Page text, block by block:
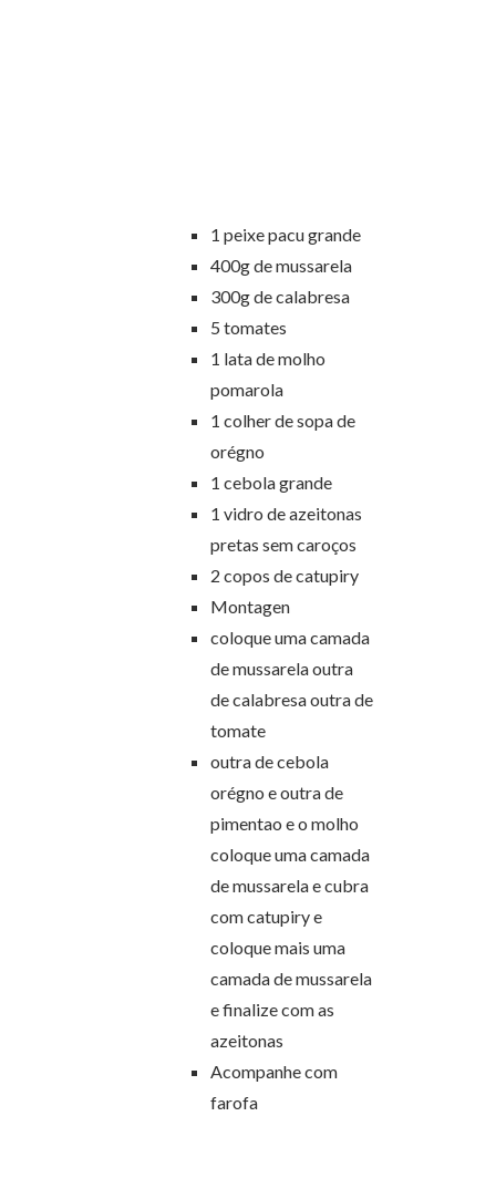
1 peixe pacu grande
400g de mussarela
300g de calabresa
5 tomates
1 lata de molho
pomarola
1 colher de sopa de
orégno
1 cebola grande
1 vidro de azeitonas
pretas sem caroços
2 copos de catupiry
Montagen
coloque uma camada
de mussarela outra
de calabresa outra de
tomate
outra de cebola
orégno e outra de
pimentao e o molho
coloque uma camada
de mussarela e cubra
com catupiry e
coloque mais uma
camada de mussarela
e finalize com as
azeitonas
Acompanhe com
farofa